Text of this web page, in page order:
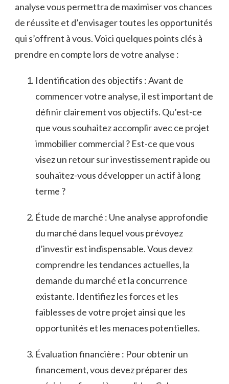
analyse vous permettra de maximiser​ vos chances
de réussite ⁣et ⁢d’envisager toutes les opportunités
qui⁢ s’offrent à vous. Voici quelques points clés ‌à
prendre ⁤en ⁣compte lors de votre ‍analyse :
Identification des‍ objectifs : Avant ‌de
commencer votre⁣ analyse, ​il est important de
définir clairement vos ‌objectifs. Qu’est-ce
que​ vous souhaitez accomplir avec ce⁢ projet
immobilier commercial ? Est-ce que⁢ vous
visez ⁤un retour sur‌ investissement‍ rapide ⁤ou
souhaitez-vous développer un actif⁤ à​ long
terme ?
Étude de marché : Une ‌analyse ⁢approfondie
du marché dans⁣ lequel vous​ prévoyez
d’investir ‌est ​indispensable. Vous devez
⁣comprendre les ​tendances ⁤actuelles, la
demande du marché⁣ et la concurrence
existante. Identifiez les forces et ‍les
faiblesses de votre projet ainsi⁢ que les
opportunités et les menaces‌ potentielles.
Évaluation financière :‍ Pour obtenir un
financement,⁣ vous devez préparer des⁣